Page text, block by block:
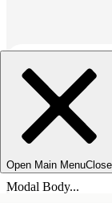
Open Main MenuClose
Modal Body...